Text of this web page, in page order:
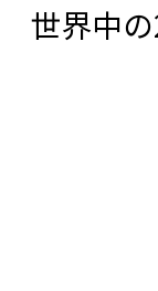
世界中